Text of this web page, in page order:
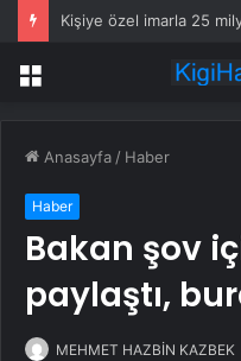
Ne altın ne dolar…
Menü
Anasayfa / Haber
Haber
Bakan şov
paylaştı,
MEHMET HAZBİN KAZBEK